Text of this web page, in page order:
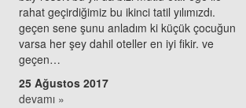
rahat geçirdiğimiz bu ikinci tatil yılımızdı.
geçen sene şunu anladım ki küçük çocuğun
varsa her şey dahil oteller en iyi fikir. ve
geçen…
25 Ağustos 2017
devamı »